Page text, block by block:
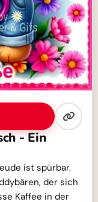
- Ein
ist spürbar.
der sich
Kaffee in der